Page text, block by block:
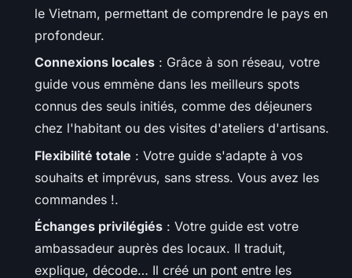
le Vietnam, permettant de comprendre le pays en
profondeur.
Connexions locales : Grâce à son réseau, votre
guide vous emmène dans les meilleurs spots
connus des seuls initiés, comme des déjeuners
chez l'habitant ou des visites d'ateliers d'artisans.
Flexibilité totale : Votre guide s'adapte à vos
souhaits et imprévus, sans stress. Vous avez les
commandes !.
Échanges privilégiés : Votre guide est votre
ambassadeur auprès des locaux. Il traduit,
explique, décode… Il créé un pont entre les